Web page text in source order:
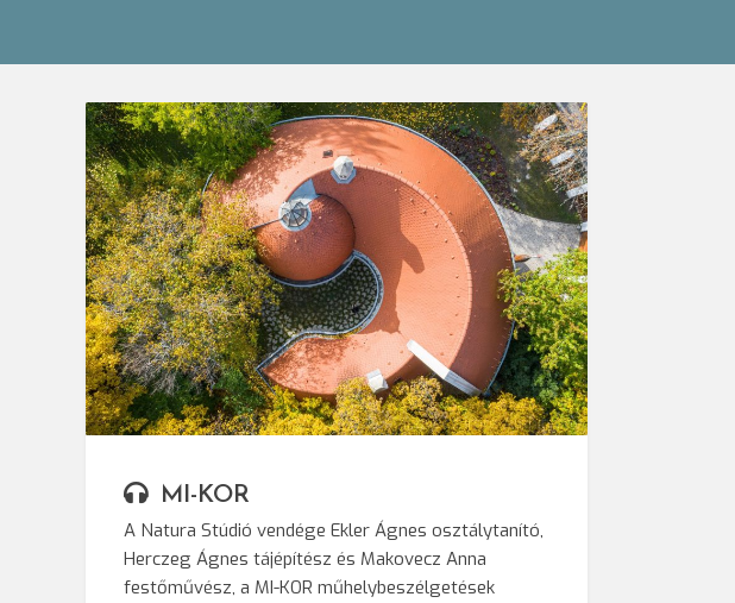
© Makovecz Imre Alapítvány
MI-KOR
A Natura Stúdió vendége Ekler Ágnes osztálytanító,
Herczeg Ágnes tájépítész és Makovecz Anna
festőművész, a MI-KOR műhelybeszélgetések